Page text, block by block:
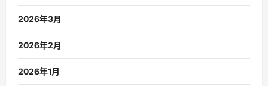
2026年3月
2026年2月
2026年1月